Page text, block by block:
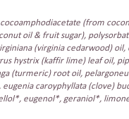
(from
oil & fruit sugar),
(virginia cedarwood) oil,
hystrix (kaffir lime) leaf oil,
(turmeric) root oil,
caroyphyllata (clove)
eugenol*, geraniol*,